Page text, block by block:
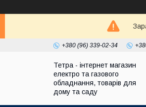
+380 (96) 339-02-34
Тетра - інтернет магазин
електро та газового
обладнання, товарів для
дому та саду